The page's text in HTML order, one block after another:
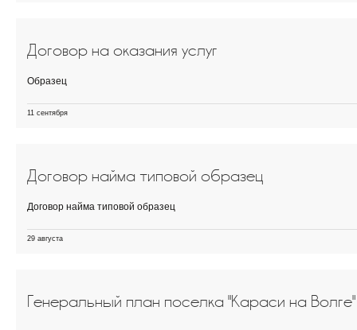
Договор на оказания услуг
Образец
11 сентября
Договор найма типовой образец
Договор найма типовой образец
29 августа
Генеральный план поселка "Караси на Волге"